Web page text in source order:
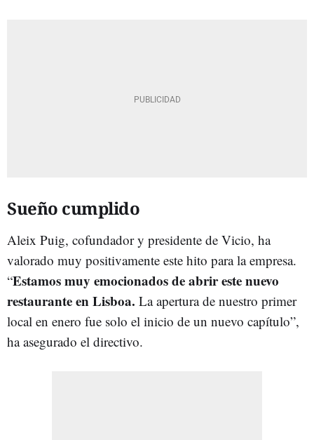
Sueño cumplido
Aleix Puig, cofundador y presidente de Vicio, ha
valorado muy positivamente este hito para la empresa.
“Estamos muy emocionados de abrir este nuevo
restaurante en Lisboa. La apertura de nuestro primer
local en enero fue solo el inicio de un nuevo capítulo”,
ha asegurado el directivo.